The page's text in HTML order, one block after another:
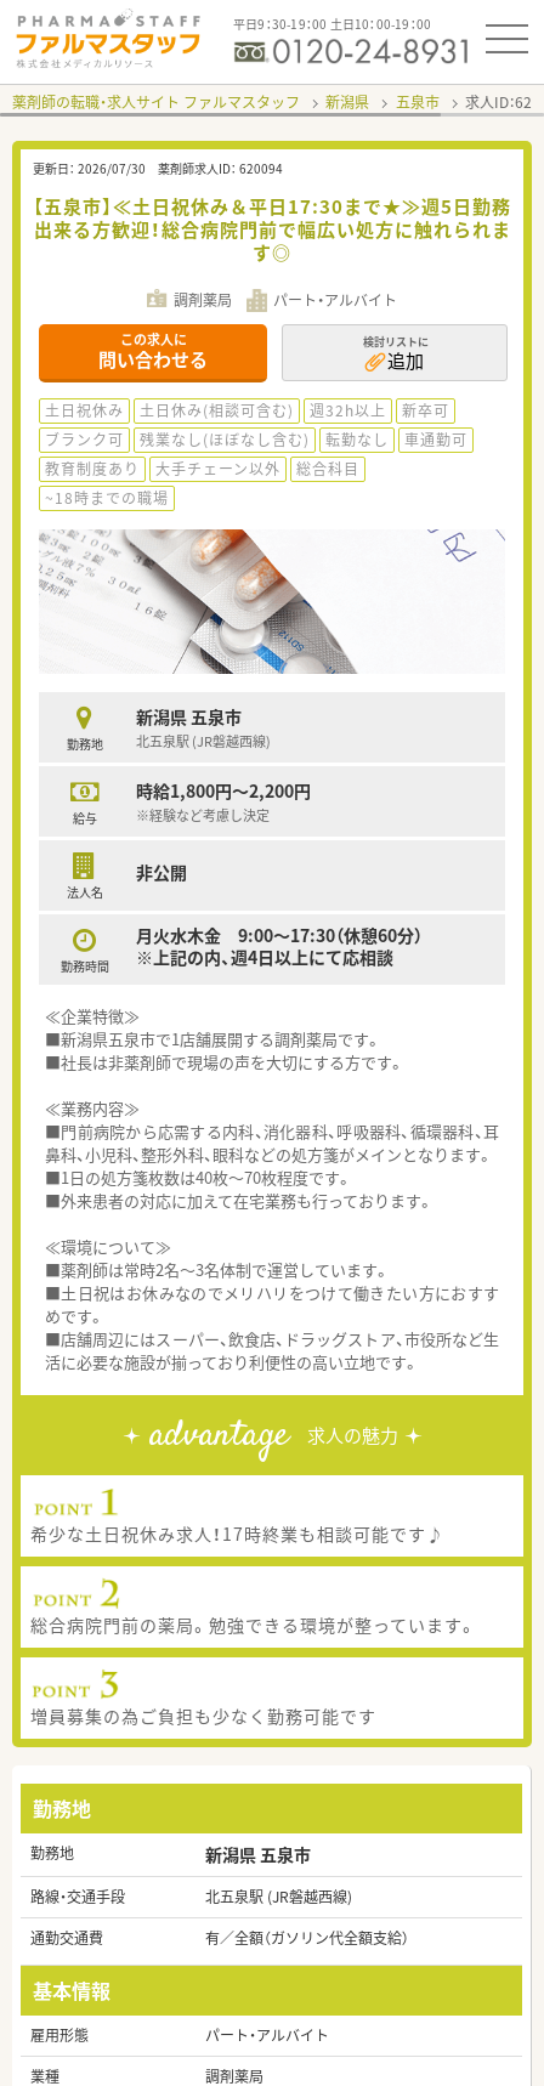
平日9：30-19：00 土日10：00-19：00
薬剤師の転職・求人サイト ファルマスタッフ 新潟県 五泉市 求人ID：
更新日： 2026/07/30 薬剤師求人ID： 620094
【五泉市】≪土日祝休み＆平日17:30まで★≫週5日勤務
出来る方歓迎！総合病院門前で幅広い処方に触れられま
す◎
調剤薬局 パート・アルバイト
この求人に
問い合わせる
検討リストに
追加
土日祝休み 土日休み(相談可含む) 週32h以上
新卒可
ブランク可
残業なし(ほぼなし含む) 転勤なし
車通勤可
教育制度あり
大手チェーン以外
総合科目
~18時までの職場
勤務地
新潟県 五泉市
北五泉駅 (JR磐越西線)
給与
時給1,800円～2,200円
※経験など考慮し決定
法人名
非公開
勤務時間
月火水木金 9:00～17:30（休憩60分）
※上記の内、週4日以上にて応相談
≪企業特徴≫
■新潟県五泉市で1店舗展開する調剤薬局です。
■社長は非薬剤師で現場の声を大切にする方です。
≪業務内容≫
■門前病院から応需する内科、消化器科、呼吸器科、循環器科、耳
鼻科、小児科、整形外科、眼科などの処方箋がメインとなります。
■1日の処方箋枚数は40枚～70枚程度です。
■外来患者の対応に加えて在宅業務も行っております。
≪環境について≫
■薬剤師は常時2名～3名体制で運営しています。
■土日祝はお休みなのでメリハリをつけて働きたい方におすす
めです。
■店舗周辺にはスーパー、飲食店、ドラッグストア、市役所など生
活に必要な施設が揃っており利便性の高い立地です。
advantage 求人の魅力
希少な土日祝休み求人！17時終業も相談可能です♪
総合病院門前の薬局。勉強できる環境が整っています。
増員募集の為ご負担も少なく勤務可能です
勤務地
勤務地 新潟県 五泉市
路線・交通手段
北五泉駅 (JR磐越西線)
通勤交通費
有／全額（ガソリン代全額支給）
基本情報
雇用形態
パート・アルバイト
業種
調剤薬局